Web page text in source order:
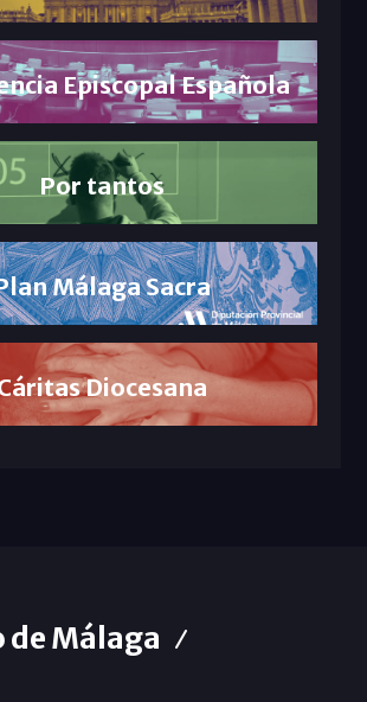
Episcopal Española
Por tantos
Málaga Sacra
Diocesana
de Málaga